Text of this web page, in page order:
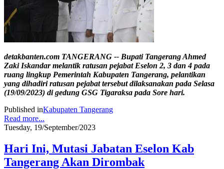
detakbanten.com TANGERANG -- Bupati Tangerang Ahmed
Zaki Iskandar melantik ratusan pejabat Eselon 2, 3 dan 4 pada
ruang lingkup Pemerintah Kabupaten Tangerang, pelantikan
yang dihadiri ratusan pejabat tersebut dilaksanakan pada Selasa
(19/09/2023) di gedung GSG Tigaraksa pada Sore hari.
Published inKabupaten Tangerang
Read more...
Tuesday, 19/September/2023
Hari Ini, Mutasi Jabatan Eselon Kab
Tangerang Akan Dirombak